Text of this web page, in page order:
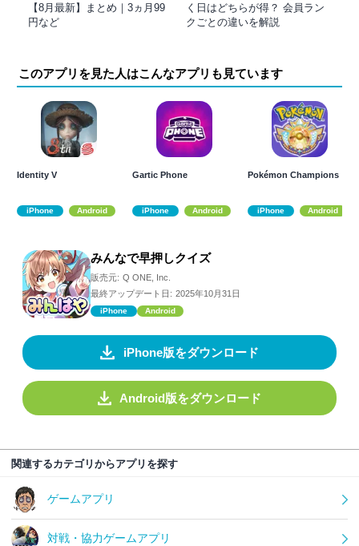
【8月最新】まとめ｜3ヵ月99
円など
く日はどちらが得？ 会員ラン
クごとの違いを解説
このアプリを見た人はこんなアプリも見ています
Identity V
iPhone Android
Gartic Phone
iPhone Android
Pokémon Champions
iPhone Android
みんなで早押しクイズ
販売元: Q ONE, Inc.
最終アップデート日: 2025年10月31日
iPhone Android
iPhone版をダウンロード
Android版をダウンロード
関連するカテゴリからアプリを探す
ゲームアプリ
対戦・協力ゲームアプリ